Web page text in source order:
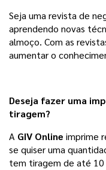
Seja uma revista de
aprendendo novas
almoço. Com as
aumentar o
Deseja fazer uma
tiragem?
A GIV Online imprime
se quiser uma
tem tiragem de até 10